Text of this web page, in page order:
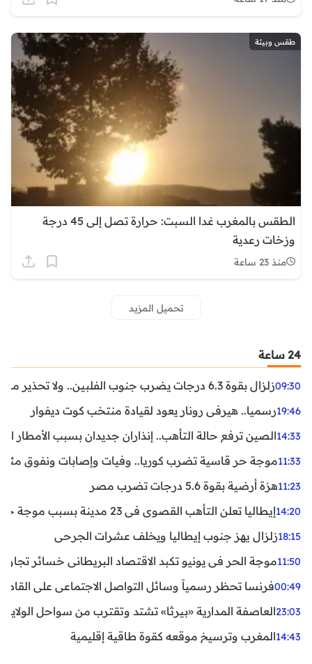
طقس وبيئة
الطقس بالمغرب غدا السبت: حرارة تصل إلى 45 درجة
وزخات رعدية
منذ 23 ساعة
تحميل المزيد
24 ساعة
09:30زلزال بقوة 6.3 درجات يضرب جنوب الفلبين.. ولا تحذير من تسونامي حتى الآن
19:46رسميا.. هيرفي رونار يعود لقيادة منتخب كوت ديفوار
14:33الصين ترفع حالة التأهب.. إنذاران جديدان بسبب الأمطار
11:33موجة حر قاسية تضرب كوريا.. وفيات وإصابات ونفوق مئات
11:23هزة أرضية بقوة 5.6 درجات تضرب مصر
14:20إيطاليا تعلن التأهب القصوى في 23 مدينة بسبب موجة حر شديدة
18:15زلزال يهز جنوب إيطاليا ويخلف عشرات الجرحى
11:50موجة الحر في يونيو تكبد الاقتصاد البريطاني خسائر تجاوزت 1.5 مليار
00:49فرنسا تحظر رسمياً وسائل التواصل الاجتماعي على القاصرين
23:03العاصفة المدارية «بيرثا» تشتد وتقترب من سواحل
14:43المغرب وترسيخ موقعه كقوة طاقية إقليمية